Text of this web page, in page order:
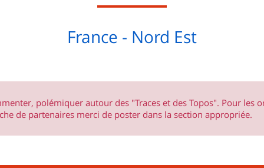
France - Nord Est
polémiquer autour des "Traces et des Topos". Pour les
de partenaires merci de poster dans la section appropriée.